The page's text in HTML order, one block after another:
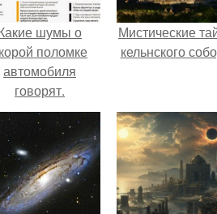
шумы о
поломке
автомобиля
говорят.
Мистические
кельнского